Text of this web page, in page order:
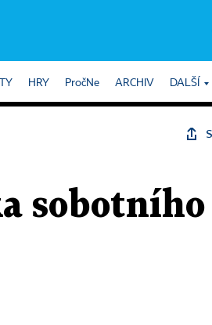
HRY PročNe ARCHIV DALŠÍ